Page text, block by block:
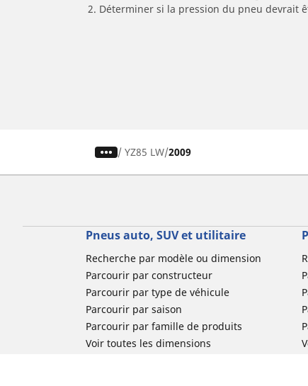
2. Déterminer si la pression du pneu devrait
/ YZ85 LW 2009
Pneus auto, SUV et utilitaire
Recherche par modèle ou dimension
Parcourir par constructeur
Parcourir par type de véhicule
Parcourir par saison
Parcourir par famille de produits
Voir toutes les dimensions